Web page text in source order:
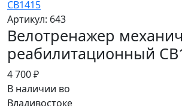
Артикул: 643
Велотренажер
реабилитационный
4 700 ₽
В наличии во
Владивостоке